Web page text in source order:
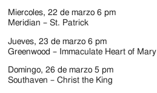
Miercoles, 22 de marzo 6 pm
Meridian – St. Patrick
Jueves, 23 de marzo 6 pm
Greenwood – Immaculate Heart of Mary
Domingo, 26 de marzo 5 pm
Southaven – Christ the King